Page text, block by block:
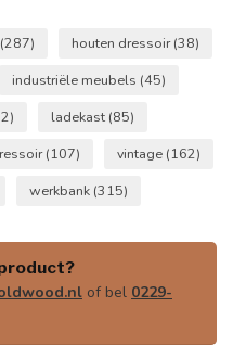
(287) houten dressoir(38)
industriële meubels (45)
ladekast (85)
(107) vintage (162)
werkbank (315)
of bel 0229-